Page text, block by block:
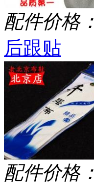
配件价格：
后跟贴
配件价格：